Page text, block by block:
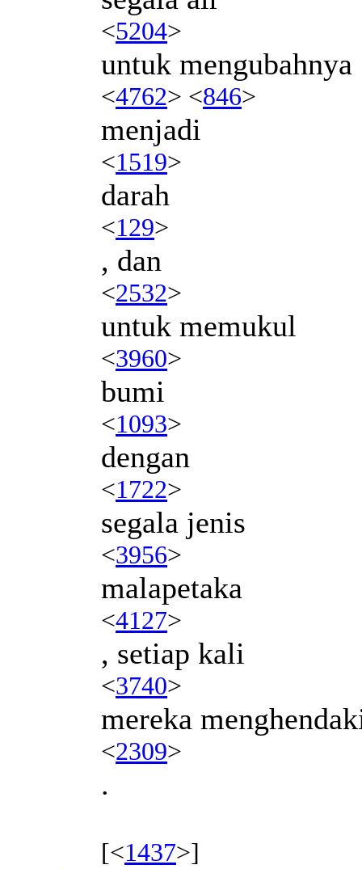
<5204>
untuk mengubahnya
<4762> <846>
menjadi
<1519>
darah
<129>
, dan
<2532>
untuk memukul
<3960>
bumi
<1093>
dengan
<1722>
segala jenis
<3956>
malapetaka
<4127>
, setiap kali
<3740>
mereka
<2309>
.
[<1437>]